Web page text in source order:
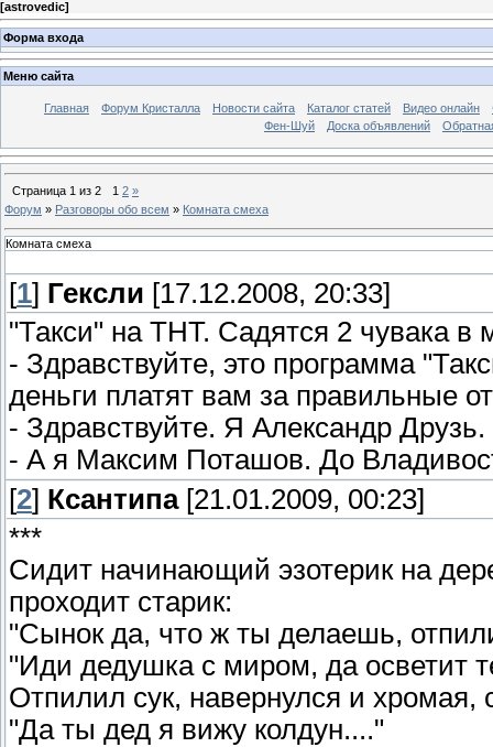
[astrovedic]
Форма входа
Меню сайта
Главная Форум Кристалла Новости сайта Каталог статей Видео онлайн
Фен-Шуй
Доска объявлений
Страница 1 из 2 1 2 »
Форум » Разговоры обо всем » Комната смеха
Комната смеха
[1] Гексли [17.12.2008, 20:33]
"Такси" на ТНТ. Садятся 2 чувака
- Здравствуйте, это программа
деньги платят вам за правильные
- Здравствуйте. Я Александр Друзь.
- А я Максим Поташов. До
[2] Ксантипа[21.01.2009, 00:23]
***
Сидит начинающий эзотерик на
проходит старик:
"Сынок да, что ж ты делаешь,
"Иди дедушка с миром, да осветит
Отпилил сук, навернулся и хромая,
"Да ты дед я вижу колдун...."